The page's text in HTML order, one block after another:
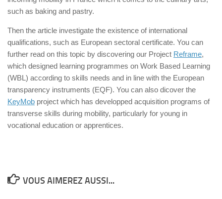
such as baking and pastry.
Then the article investigate the existence of international
qualifications, such as European sectoral certificate. You can
further read on this topic by discovering our Project Reframe,
which designed learning programmes on Work Based Learning
(WBL) according to skills needs and in line with the European
transparency instruments (EQF). You can also dicover the
KeyMob project which has developped acquisition programs of
transverse skills during mobility, particularly for young in
vocational education or apprentices.
VOUS AIMEREZ AUSSI...